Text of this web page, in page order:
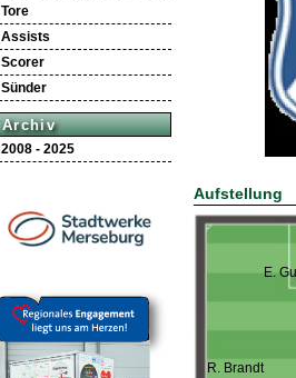
Tore
Assists
Scorer
Sünder
Archiv
2008 - 2025
Aufstellung
E.
R. Brandt